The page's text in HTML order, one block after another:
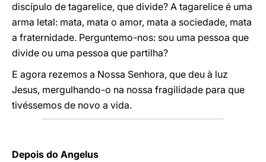
discípulo de tagarelice, que divide? A tagarelice é uma
arma letal: mata, mata o amor, mata a sociedade, mata
a fraternidade. Perguntemo-nos: sou uma pessoa que
divide ou uma pessoa que partilha?
E agora rezemos a Nossa Senhora, que deu à luz
Jesus, mergulhando-o na nossa fragilidade para que
tivéssemos de novo a vida.
Depois do Angelus